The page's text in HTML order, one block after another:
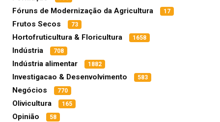
Fóruns de Modernização da Agricultura 17
Frutos Secos 73
Hortofruticultura & Floricultura 1658
Indústria 708
Indústria alimentar 1882
Investigacao & Desenvolvimento 583
Negócios 770
Olivicultura 165
Opinião 58